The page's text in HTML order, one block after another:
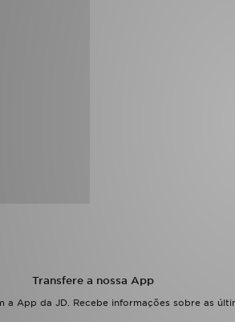
Transfere a nossa App
App da JD. Recebe informações sobre as